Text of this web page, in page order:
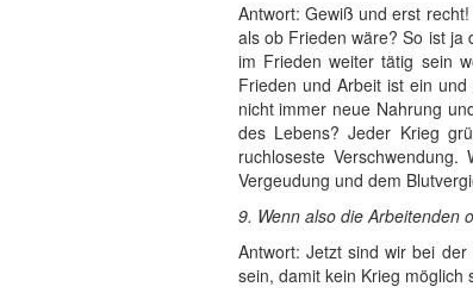
Antwort: Gewiß und erst
als ob Frieden wäre? So ist ja
im Frieden weiter tätig sein
Frieden und Arbeit ist ein
nicht immer neue Nahrung
des Lebens? Jeder Krieg
ruchloseste
Vergeudung und dem
9. Wenn also die Arbeitenden
Antwort: Jetzt sind wir bei
sein, damit kein Krieg möglich